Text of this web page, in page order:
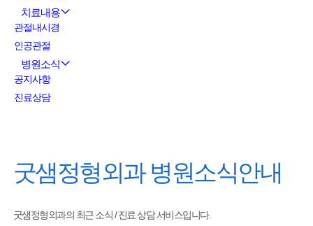
치료내용
관절내시경
인공관절
병원소식
공지사항
진료상담
굿샘정형외과병원소식안내
굿샘정형외과의 최근 소식 / 진료 상담 서비스입니다.